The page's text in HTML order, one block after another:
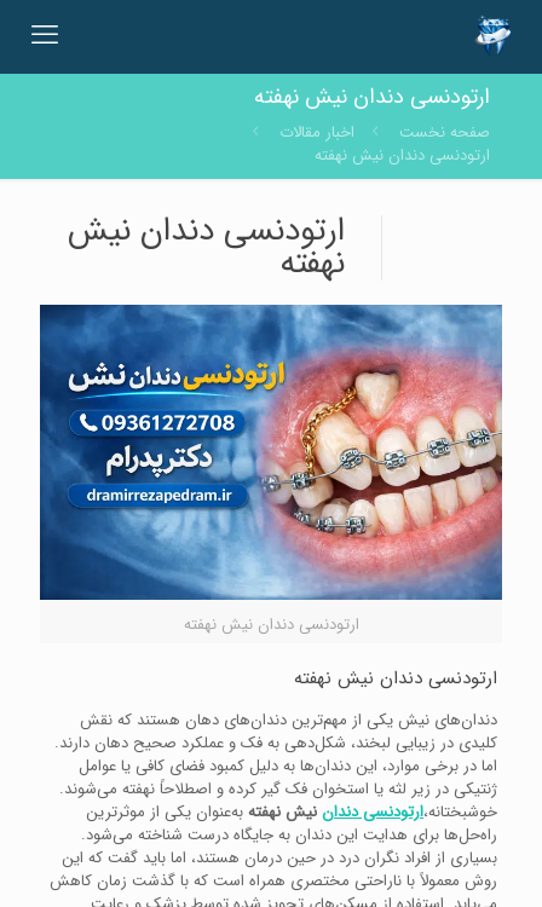
ارتودنسی دندان نیش نهفته
صفحه نخست
اخبار مقالات
ارتودنسی دندان نیش نهفته
ارتودنسی دندان نیش
نهفته
ارتودنسی دندان نیش نهفته
ارتودنسی دندان نیش نهفته
دندان‌های نیش یکی از مهم‌ترین دندان‌های دهان هستند که نقش
کلیدی در زیبایی لبخند، شکل‌دهی به فک و عملکرد صحیح دهان دارند.
اما در برخی موارد، این دندان‌ها به دلیل کمبود فضای کافی یا عوامل
ژنتیکی در زیر لثه یا استخوان فک گیر کرده و اصطلاحاً نهفته می‌شوند.
خوشبختانه،ارتودنسی دنداننیش نهفتهبه‌عنوان یکی از موثرترین
راه‌حل‌ها برای هدایت این دندان به جایگاه درست شناخته می‌شود.
بسیاری از افراد نگران درد در حین درمان هستند، اما باید گفت که این
روش معمولاً با ناراحتی مختصری همراه است که با گذشت زمان کاهش